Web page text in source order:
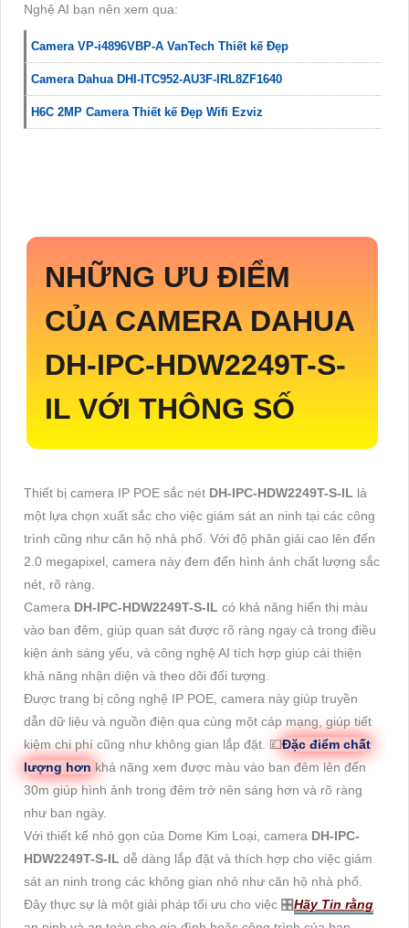
Nghệ AI bạn nên xem qua:
Camera VP-i4896VBP-A VanTech Thiết kế Đẹp
Camera Dahua DHI-ITC952-AU3F-IRL8ZF1640
H6C 2MP Camera Thiết kế Đẹp Wifi Ezviz
NHỮNG ƯU ĐIỂM
CỦA CAMERA DAHUA
DH-IPC-HDW2249T-S-
IL VỚI THÔNG SỐ
Thiết bị camera IP POE sắc nét DH-IPC-HDW2249T-S-IL là
một lựa chọn xuất sắc cho việc giám sát an ninh tại các công
trình cũng như căn hộ nhà phố. Với độ phân giải cao lên đến
2.0 megapixel, camera này đem đến hình ảnh chất lượng sắc
nét, rõ ràng.
Camera DH-IPC-HDW2249T-S-IL có khả năng hiển thị màu
vào ban đêm, giúp quan sát được rõ ràng ngay cả trong điều
kiện ánh sáng yếu, và công nghệ AI tích hợp giúp cải thiện
khả năng nhận diện và theo dõi đối tượng.
Được trang bị công nghệ IP POE, camera này giúp truyền
dẫn dữ liệu và nguồn điện qua cùng một cáp mạng, giúp tiết
kiệm chi phí cũng như không gian lắp đặt. 💷Đặc điểm chất
lượng hơn khả năng xem được màu vào ban đêm lên đến
30m giúp hình ảnh trong đêm trở nên sáng hơn và rõ ràng
như ban ngày.
Với thiết kế nhỏ gọn của Dome Kim Loại, camera DH-IPC-
HDW2249T-S-IL dễ dàng lắp đặt và thích hợp cho việc giám
sát an ninh trong các không gian nhỏ như căn hộ nhà phố.
Đây thực sự là một giải pháp tối ưu cho việc 🎛Hãy Tin rằng